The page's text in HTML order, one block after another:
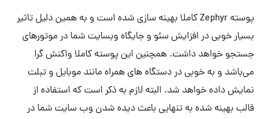
پوسته Zephyr کاملا بهینه سازی شده است و به همین دلیل تاثیر
بسیار خوبی در افزایش سئو و جایگاه وبسایت شما در موتورهای
جستجو خواهد داشت. همچنین این پوسته کاملا واکنش گرا
می‌باشد و به خوبی در دستگاه های همراه مانند موبایل و تبلت
نمایش داده خواهد شد. البته لازم به ذکر است که استفاده از
قالب بهینه شده به تنهایی باعث دیده شدن وب سایت شما در